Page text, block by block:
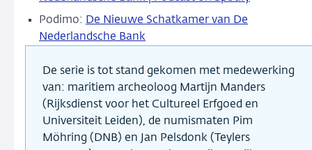
Podimo: De Nieuwe Schatkamer van De
Nederlandsche Bank
De serie is tot stand gekomen met medewerking
van: maritiem archeoloog Martijn Manders
(Rijksdienst voor het Cultureel Erfgoed en
Universiteit Leiden), de numismaten Pim
Möhring (DNB) en Jan Pelsdonk (Teylers